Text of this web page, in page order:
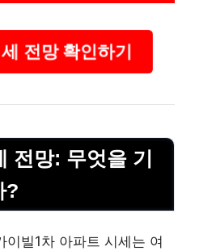
전망 확인하기
전망: 무엇을 기
?
빌1차 아파트 시세는 여